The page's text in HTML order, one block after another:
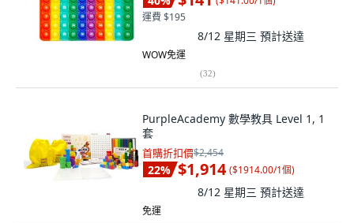
運費 $195
8/12 星期三 預計送達
WOW免運
(32)
PurpleAcademy 數學教具 Level 1, 1
套
首購折扣價$2,454
22% $1,914 ($1914.00/1個)
8/12 星期三 預計送達
免運